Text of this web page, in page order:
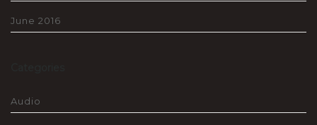
June 2016
Audio